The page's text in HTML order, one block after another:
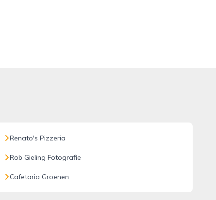
Renato's Pizzeria
Rob Gieling Fotografie
Cafetaria Groenen